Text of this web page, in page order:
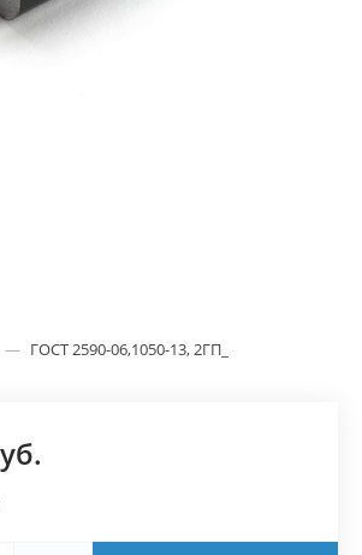
— ГОСТ 2590-06,1050-13, 2ГП_